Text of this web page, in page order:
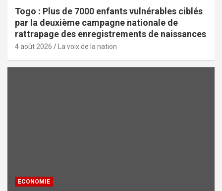
Togo : Plus de 7000 enfants vulnérables ciblés
par la deuxième campagne nationale de
rattrapage des enregistrements de naissances
4 août 2026 La voix de la nation
ECONOMIE